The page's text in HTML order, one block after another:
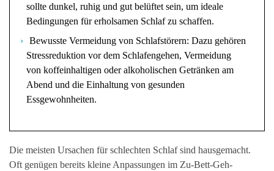
sollte dunkel, ruhig und gut belüftet sein, um ideale
Bedingungen für erholsamen Schlaf zu schaffen.
Bewusste Vermeidung von Schlafstörern: Dazu gehören
Stressreduktion vor dem Schlafengehen, Vermeidung
von koffeinhaltigen oder alkoholischen Getränken am
Abend und die Einhaltung von gesunden
Essgewohnheiten.
Die meisten Ursachen für schlechten Schlaf sind hausgemacht.
Oft genügen bereits kleine Anpassungen im Zu-Bett-Geh-